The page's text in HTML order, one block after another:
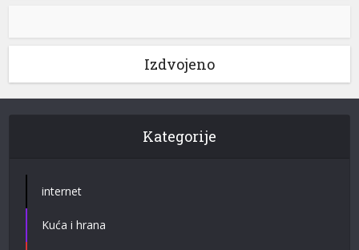
Izdvojeno
Kategorije
internet
Kuća i hrana